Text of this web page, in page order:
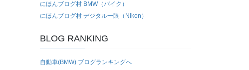
にほんブログ村 BMW（バイク）
にほんブログ村 デジタル一眼（Nikon）
BLOG RANKING
自動車(BMW) ブログランキングへ